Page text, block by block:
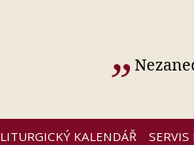
LITURGICKÝ KALENDÁŘ SERVIS